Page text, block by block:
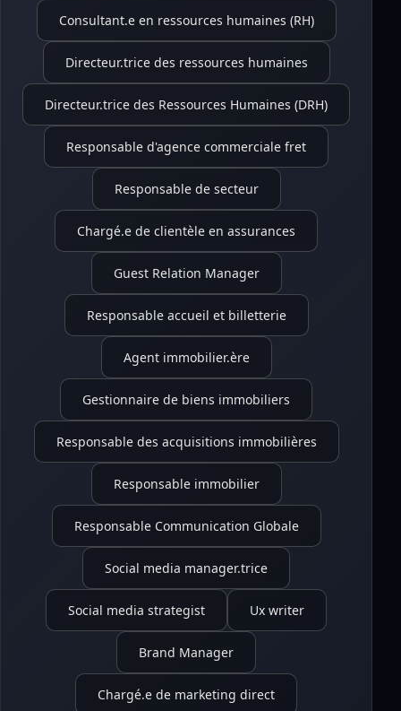
Consultant.e en ressources humaines (RH)
Directeur.trice des ressources humaines
Directeur.trice des Ressources Humaines (DRH)
Responsable d'agence commerciale fret
Responsable de secteur
Chargé.e de clientèle en assurances
Guest Relation Manager
Responsable accueil et billetterie
Agent immobilier.ère
Gestionnaire de biens immobiliers
Responsable des acquisitions immobilières
Responsable immobilier
Responsable Communication Globale
Social media manager.trice
Social media strategist Ux writer
Brand Manager
Chargé.e de marketing direct